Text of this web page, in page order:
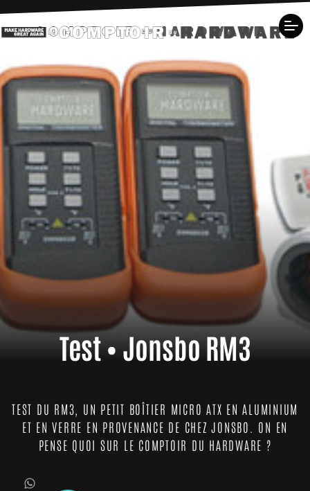
Test • Jonsbo RM3
TEST DU RM3, UN PETIT BOÎTIER MICRO ATX EN ALUMINIUM
ET EN VERRE EN PROVENANCE DE CHEZ JONSBO. ON EN
PENSE QUOI SUR LE COMPTOIR DU HARDWARE ?